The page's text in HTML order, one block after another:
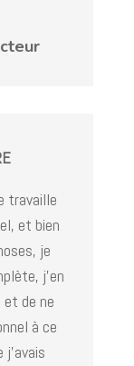
travaille
et bien
je
j’en
et de ne
à ce